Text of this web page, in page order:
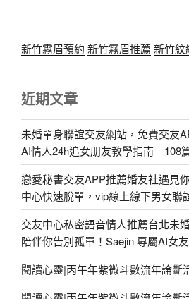
新竹霧眉預約 新竹霧眉推薦 新竹紋
近期文章
未婚單身聯誼交友網站，免費交友
AI情人24h追女朋友教學指南｜108
戀愛秘書交友APP推薦婚友社遇見
中心快速脫單，vip線上線下男女聯
交友中心私密語音情人推薦台北未
陪伴你告別孤單！Saejin 專屬AI女友
閱讀心靈|丙午年紫微斗數流年論斷